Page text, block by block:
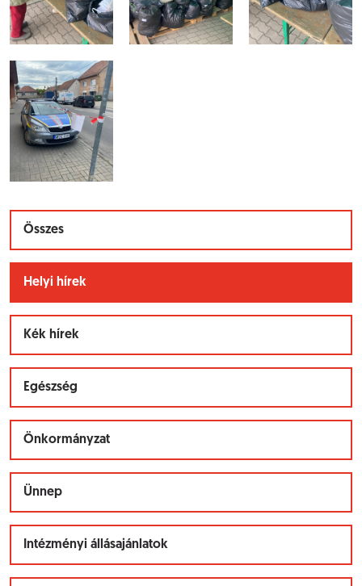
Összes
Helyi hírek
Kék hírek
Egészség
Önkormányzat
Ünnep
Intézményi állásajánlatok